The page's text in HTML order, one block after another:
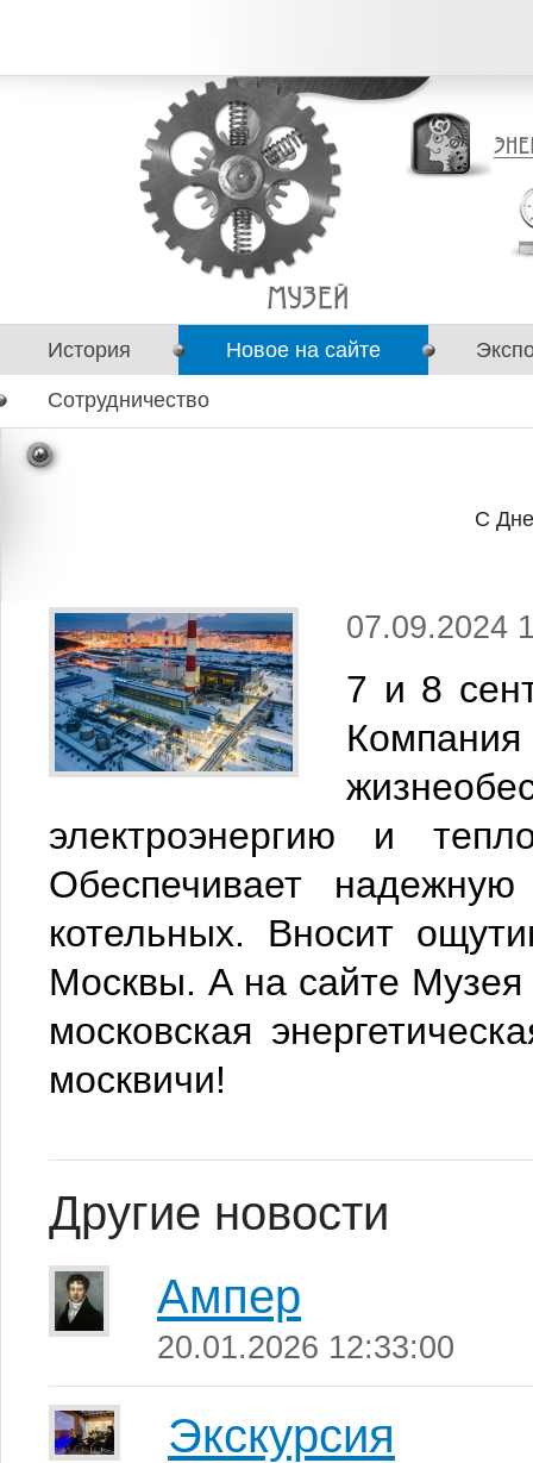
История Новое на сайте
Сотрудничество
С
07.09.2024
7 и 8
Компания
электроэнергию и
Обеспечивает
котельных. Вносит
Москвы. А на сайте Музея
московская
москвичи!
Другие новости
Ампер
20.01.2026 12:33:00
Экскурсия